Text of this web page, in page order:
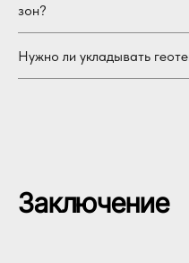
зон?
Нужно ли укладывать
Заключение